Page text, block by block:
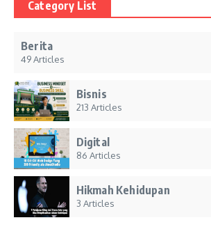
Category List
Berita
49 Articles
Bisnis
213 Articles
Digital
86 Articles
Hikmah Kehidupan
3 Articles